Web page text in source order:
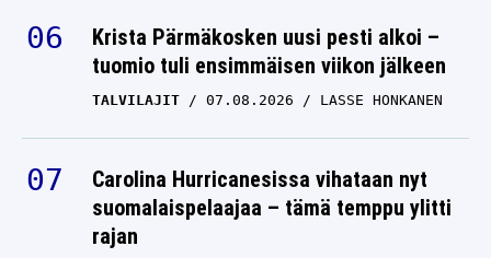
Krista Pärmäkosken uusi pesti alkoi –
tuomio tuli ensimmäisen viikon jälkeen
TALVILAJIT 07.08.2026 LASSE HONKANEN
Carolina Hurricanesissa vihataan nyt
suomalaispelaajaa – tämä temppu ylitti
rajan